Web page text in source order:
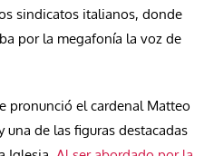
sindicatos italianos, donde
por la megafonía la voz de
pronunció el cardenal Matteo
de las figuras destacadas